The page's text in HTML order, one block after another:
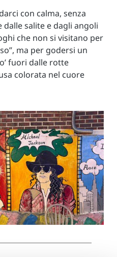
con calma, senza
salite e dagli angoli
che non si visitano per
ma per godersi un
fuori dalle rotte
colorata nel cuore